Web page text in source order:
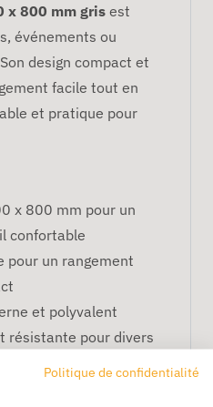
x 800 mm grisest
événements ou
design compact et
facile tout en
et pratique pour
x 800 mm pour un
confortable
pour un rangement
et polyvalent
résistante pour divers
Politique de confidentialité